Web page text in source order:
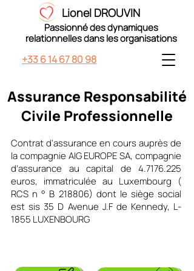
Lionel DROUVIN
Passionné des dynamiques
relationnelles dans les organisations
+33 6 14 67 80 98
Assurance Responsabilité
Civile Professionnelle
Contrat d'assurance en cours auprès de
la compagnie AIG EUROPE SA, compagnie
d’assurance au capital de 4.7176.225
euros, immatriculée au Luxembourg (
RCS n ° B 218806) dont le siège social
est sis 35 D Avenue J.F de Kennedy, L-
1855 LUXENBOURG